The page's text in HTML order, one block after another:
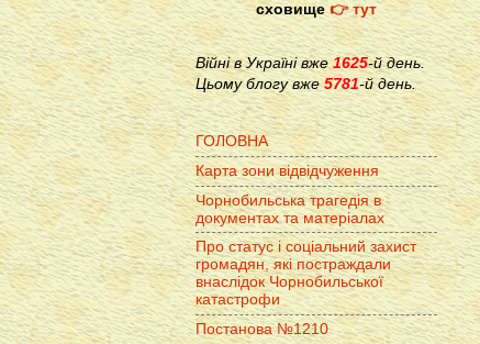
сховище👉 тут
Війні в Україні вже1625-й день.
Цьому блогу вже 5781-й день.
ГОЛОВНА
Карта зони відвідчуження
Чорнобильська трагедія в
документах та матеріалах
Про статус і соціальний захист
громадян, які постраждали
внаслідок Чорнобильської
катастрофи
Постанова №1210